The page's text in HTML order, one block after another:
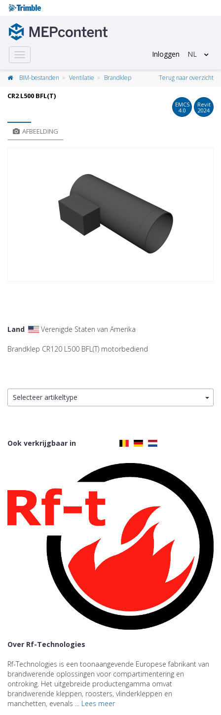
Toggle
navigation
Inloggen NL
BIM-bestanden Ventilatie Brandklep Terug naar overzicht
CR2 L500 BFL(T)
EMCS
4.0
Revit
2024
AFBEELDING
Land Verenigde Staten van Amerika
Brandklep CR120 L500 BFL(T) motorbediend
Selecteer artikeltype
Ook verkrijgbaar in
Over Rf-Technologies
Rf-Technologies is een toonaangevende Europese fabrikant van
brandwerende oplossingen voor compartimentering en
ontroking. Het uitgebreide productengamma omvat
brandwerende kleppen, roosters, vlinderkleppen en
manchetten, evenals ... Lees meer